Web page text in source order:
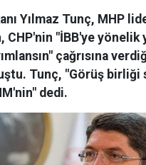
Yılmaz Tunç, MHP
CHP'nin "İBB'ye yönelik
çağrısına
Tunç, "Görüş birliği
dedi.